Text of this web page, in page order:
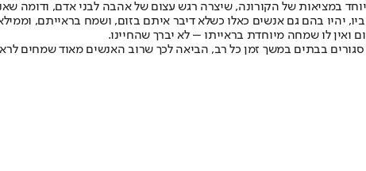
במציאות של הקורונה, שיצרה רגש עצום של אהבה לבני אדם, ודומה
יהיו בהם גם אנשים כאלו כשלא דיבר איתם בזום, ושמח בראייתם,
ואין לו שמחה מיוחדת בראייתו – לא יברך שהחיינו.
סגורים בבתים במשך זמן כל רב, הביאה לכך שרוב האנשים מאוד שמחים